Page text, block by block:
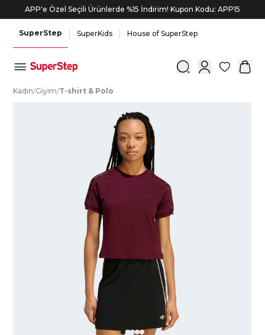
APP'e Özel Seçili Ürünlerde %15 İndirim! Kupon Kodu: APP15
SuperStep SuperKids House of SuperStep
0
Kadın/Giyim/T-shirt & Polo